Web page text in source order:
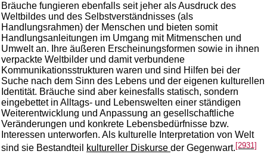
Bräuche fungieren ebenfalls seit jeher als Ausdruck des
Weltbildes und des Selbstverständnisses (als
Handlungsrahmen) der Menschen und bieten somit
Handlungsanleitungen im Umgang mit Mitmenschen und
Umwelt an. Ihre äußeren Erscheinungsformen sowie in ihnen
verpackte Weltbilder und damit verbundene
Kommunikationsstrukturen waren und sind Hilfen bei der
Suche nach dem Sinn des Lebens und der eigenen kulturellen
Identität. Bräuche sind aber keinesfalls statisch, sondern
eingebettet in Alltags- und Lebenswelten einer ständigen
Weiterentwicklung und Anpassung an gesellschaftliche
Veränderungen und konkrete Lebensbedürfnisse bzw.
Interessen unterworfen. Als kulturelle Interpretation von Welt
sind sie Bestandteil
kultureller Diskurse der Gegenwart.[2931]